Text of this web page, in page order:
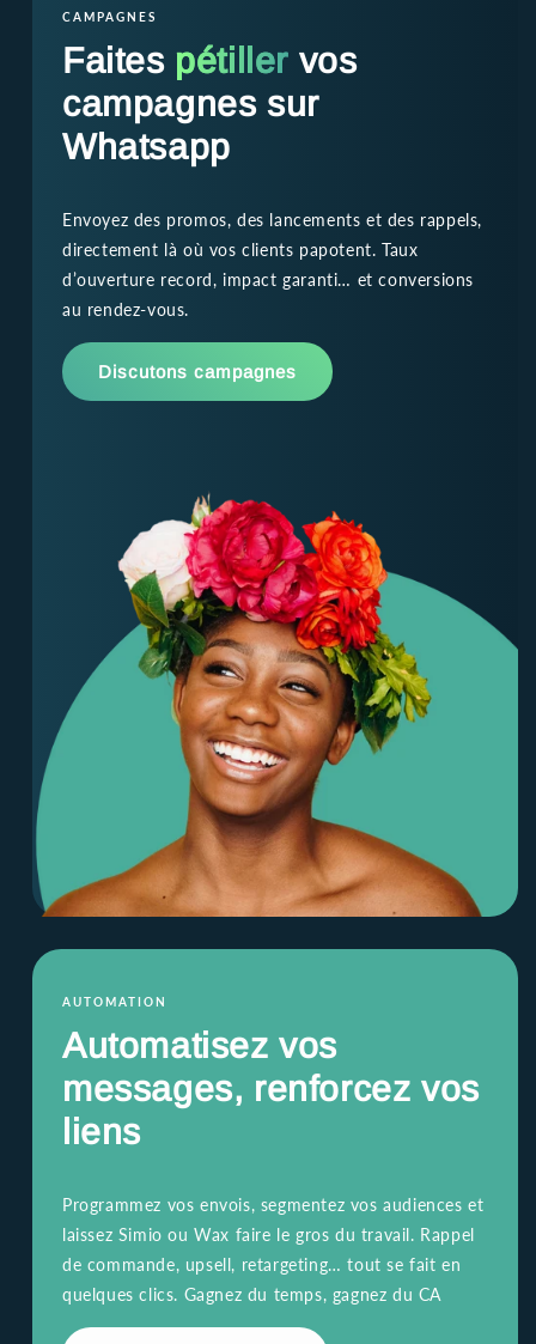
CAMPAGNES
Faites pétiller vos
campagnes sur
Whatsapp
Envoyez des promos, des lancements et des rappels,
directement là où vos clients papotent. Taux
d’ouverture record, impact garanti… et conversions
au rendez-vous.
Discutons campagnes
AUTOMATION
Automatisez vos
messages, renforcez vos
liens
Programmez vos envois, segmentez vos audiences et
laissez Simio ou Wax faire le gros du travail. Rappel
de commande, upsell, retargeting… tout se fait en
quelques clics. Gagnez du temps, gagnez du CA